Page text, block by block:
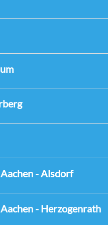
- Alsdorf
- Herzogenrath